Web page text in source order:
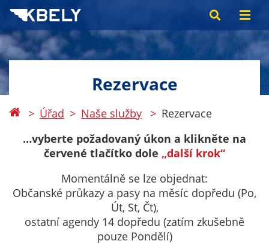
Rezervace
Úřad Naše služby
Rezervace
…vyberte požadovaný úkon a klikněte na
červené tlačítko dole „další krok“
Momentálně se lze objednat:
Občanské průkazy a pasy na měsíc dopředu (Po,
Út, St, Čt),
ostatní agendy 14 dopředu (zatím zkušebně
pouze Pondělí)